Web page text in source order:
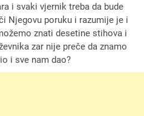
i svaki vjernik treba da bude
Njegovu poruku i razumije je i
znati desetine stihova i
zar nije preče da znamo
i sve nam dao?